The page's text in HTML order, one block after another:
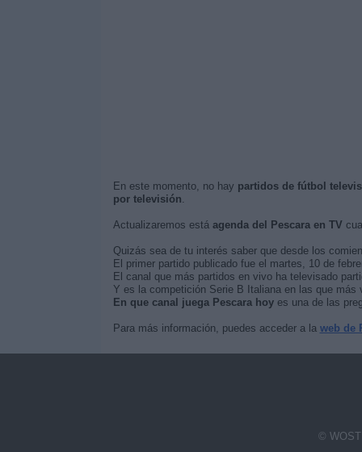
En este momento, no hay partidos de fútbol
por televisión.
Actualizaremos está agenda del Pescara en TV
Quizás sea de tu interés saber que desde los
El primer partido publicado fue el martes, 10 de
El canal que más partidos en vivo ha televisado
Y es la competición Serie B Italiana en las que
En que canal juega Pescara hoyes una de las
Para más información, puedes acceder a la web de
©